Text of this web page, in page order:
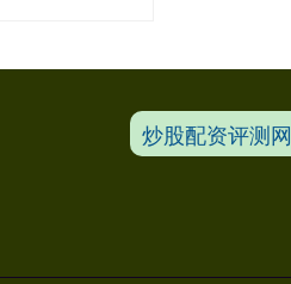
炒股配资评测网